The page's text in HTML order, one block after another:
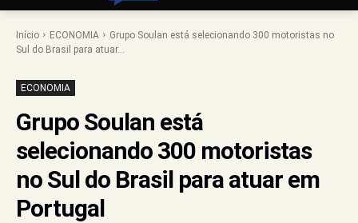
Início ECONOMIA
Grupo Soulan está selecionando 300 motoristas no
Sul do Brasil para atuar...
ECONOMIA
Grupo Soulan está
selecionando 300 motoristas
no Sul do Brasil para atuar em
Portugal